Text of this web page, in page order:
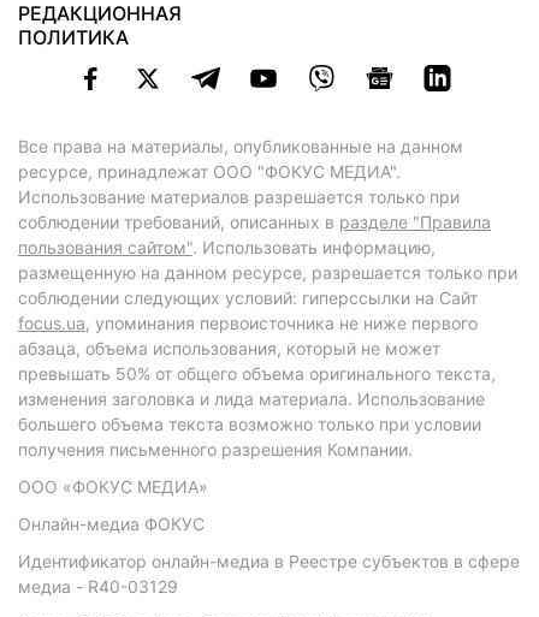
РЕДАКЦИОННАЯ
ПОЛИТИКА
Все права на материалы, опубликованные на данном
ресурсе, принадлежат ООО "ФОКУС МЕДИА".
Использование материалов разрешается только при
соблюдении требований, описанных в разделе "Правила
пользования сайтом". Использовать информацию,
размещенную на данном ресурсе, разрешается только при
соблюдении следующих условий: гиперссылки на Сайт
focus.ua, упоминания первоисточника не ниже первого
абзаца, объема использования, который не может
превышать 50% от общего объема оригинального текста,
изменения заголовка и лида материала. Использование
большего объема текста возможно только при условии
получения письменного разрешения Компании.
ООО «ФОКУС МЕДИА»
Онлайн-медиа ФОКУС
Идентификатор онлайн-медиа в Реестре субъектов в сфере
медиа - R40-03129